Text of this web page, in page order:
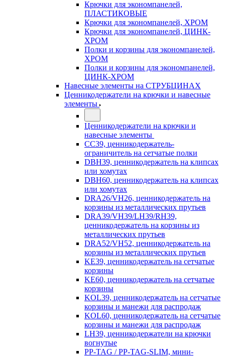
Крючки для экономпанелей,
ПЛАСТИКОВЫЕ
Крючки для экономпанелей, ХРОМ
Крючки для экономпанелей, ЦИНК-
ХРОМ
Полки и корзины для экономпанелей,
ХРОМ
Полки и корзины для экономпанелей,
ЦИНК-ХРОМ
Навесные элементы на СТРУБЦИНАХ
Ценникодержатели на крючки и навесные
элементы
Ценникодержатели на крючки и
навесные элементы
CC39, ценникодержатель-
ограничитель на сетчатые полки
DBH39, ценникодержатель на клипсах
или хомутах
DBH60, ценникодержатель на клипсах
или хомутах
DRA26/VH26, ценникодержатель на
корзины из металлических прутьев
DRA39/VH39/LH39/RH39,
ценникодержатель на корзины из
металлических прутьев
DRA52/VH52, ценникодержатель на
корзины из металлических прутьев
KE39, ценникодержатель на сетчатые
корзины
KE60, ценникодержатель на сетчатые
корзины
KOL39, ценникодержатель на сетчатые
корзины и манежи для распродаж
KOL60, ценникодержатель на сетчатые
корзины и манежи для распродаж
LH39, ценникодержатели на крючки
вогнутые
PP-TAG / PP-TAG-SLIM, мини-